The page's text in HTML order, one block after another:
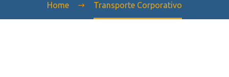
Home Transporte Corporativo